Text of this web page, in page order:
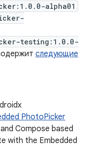
alpha01
testing:1.0.0-
следующие
PhotoPicker
Compose based
with the Embedded